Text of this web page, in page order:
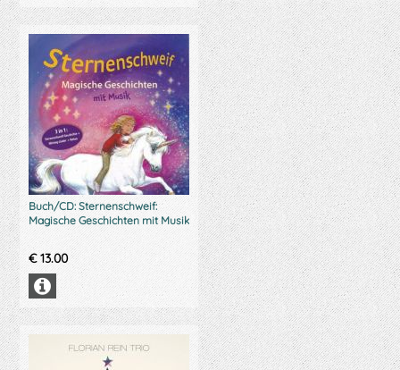
Buch/CD: Sternenschweif:
Magische Geschichten mit Musik
€13.00